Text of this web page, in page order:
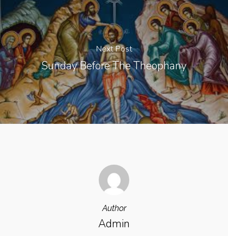
Next Post
Sunday Before The Theophany
Author
Admin